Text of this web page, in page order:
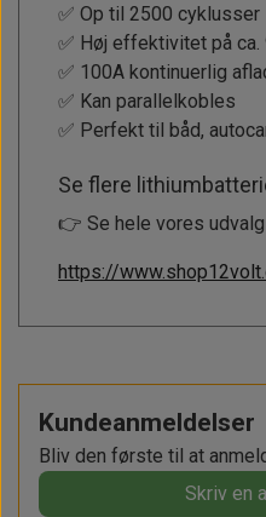
✅ Op til 2500 cyklusser
✅ Høj effektivitet på ca.
✅ 100A kontinuerlig
✅ Kan parallelkobles
✅ Perfekt til båd,
Se flere
👉 Se hele vores
https://
Kundeanmeldelser
Bliv den første til at
Skriv en